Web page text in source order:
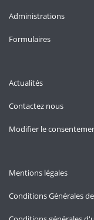
Administrations
Formulaires
Actualités
Contactez nous
Modifier le
Mentions légales
Conditions Générales